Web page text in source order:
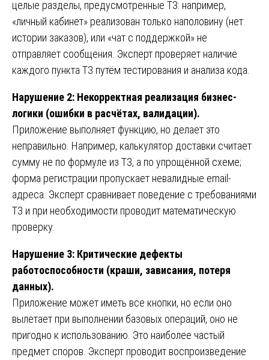
целые разделы, предусмотренные ТЗ: например,
«личный кабинет» реализован только наполовину (нет
истории заказов), или «чат с поддержкой» не
отправляет сообщения. Эксперт проверяет наличие
каждого пункта ТЗ путём тестирования и анализа кода.
Нарушение 2: Некорректная реализация бизнес-
логики (ошибки в расчётах, валидации).
Приложение выполняет функцию, но делает это
неправильно. Например, калькулятор доставки считает
сумму не по формуле из ТЗ, а по упрощённой схеме;
форма регистрации пропускает невалидные email-
адреса. Эксперт сравнивает поведение с требованиями
ТЗ и при необходимости проводит математическую
проверку.
Нарушение 3: Критические дефекты
работоспособности (краши, зависания, потеря
данных).
Приложение может иметь все кнопки, но если оно
вылетает при выполнении базовых операций, оно не
пригодно к использованию. Это наиболее частый
предмет споров. Эксперт проводит воспроизведение